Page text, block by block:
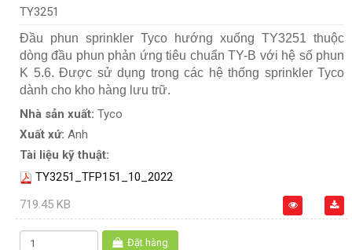
TY3251
Đầu phun sprinkler Tyco hướng xuống TY3251 thuộc
dòng đầu phun phản ứng tiêu chuẩn TY-B với hệ số phun
K 5.6. Được sử dụng trong các hệ thống sprinkler Tyco
dành cho kho hàng lưu trữ.
Nhà sản xuất: Tyco
Xuất xứ: Anh
Tài liệu kỹ thuật:
TY3251_TFP151_10_2022
719.45 KB
Đặt hàng